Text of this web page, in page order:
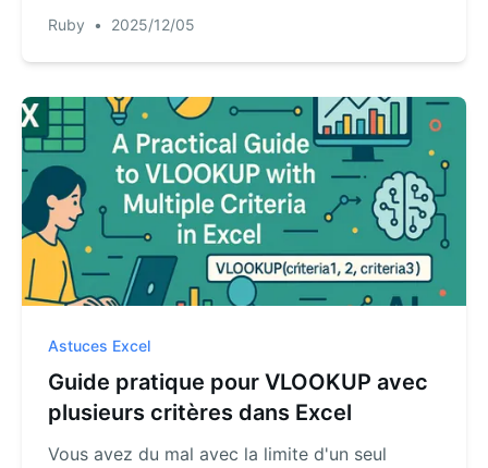
une troisième méthode, alimentée par l'IA, qui
ne nécessite aucune formule, rendant la
intuitive que jamais.
Ruby • 2025/12/05
Astuces Excel
Guide pratique pour VLOOKUP avec
plusieurs critères dans Excel
Vous avez du mal avec la limite d'un seul